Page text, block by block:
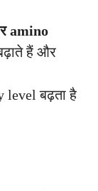
amino
हैं और
level बढ़ता है